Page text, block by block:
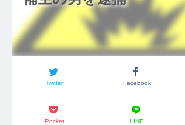
Twitter Facebook
Pocket LINE